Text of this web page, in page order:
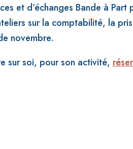
et d’échanges Bande à Part
sur la comptabilité, la
novembre.
sur soi, pour son activité,